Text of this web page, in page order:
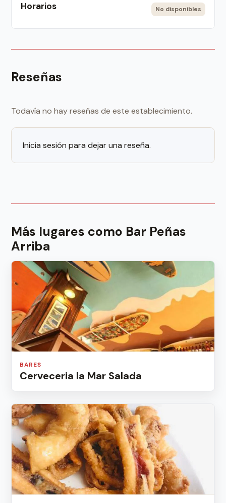
Horarios No disponibles
Reseñas
Todavía no hay reseñas de este establecimiento.
Inicia sesión para dejar una reseña.
Más lugares como Bar Peñas
Arriba
BARES
Cerveceria la Mar Salada